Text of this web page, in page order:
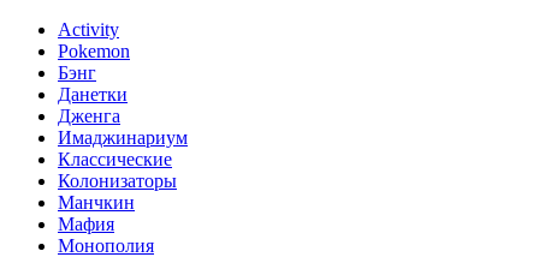
Activity
Pokemon
Бэнг
Данетки
Дженга
Имаджинариум
Классические
Колонизаторы
Манчкин
Мафия
Монополия